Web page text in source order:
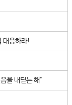
대응하라!
을 내딛는 해"